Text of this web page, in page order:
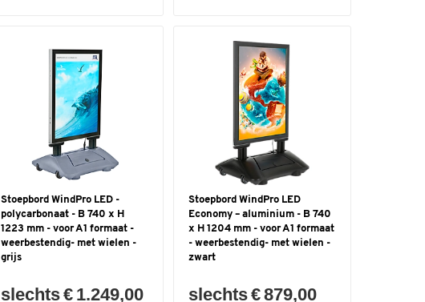
Stoepbord WindPro LED -
polycarbonaat - B 740 x H
1223 mm - voor A1 formaat -
weerbestendig- met wielen -
grijs
slechts € 1.249,00
Stoepbord WindPro LED
Economy – aluminium - B 740
x H 1204 mm - voor A1 formaat
- weerbestendig- met wielen -
zwart
slechts € 879,00